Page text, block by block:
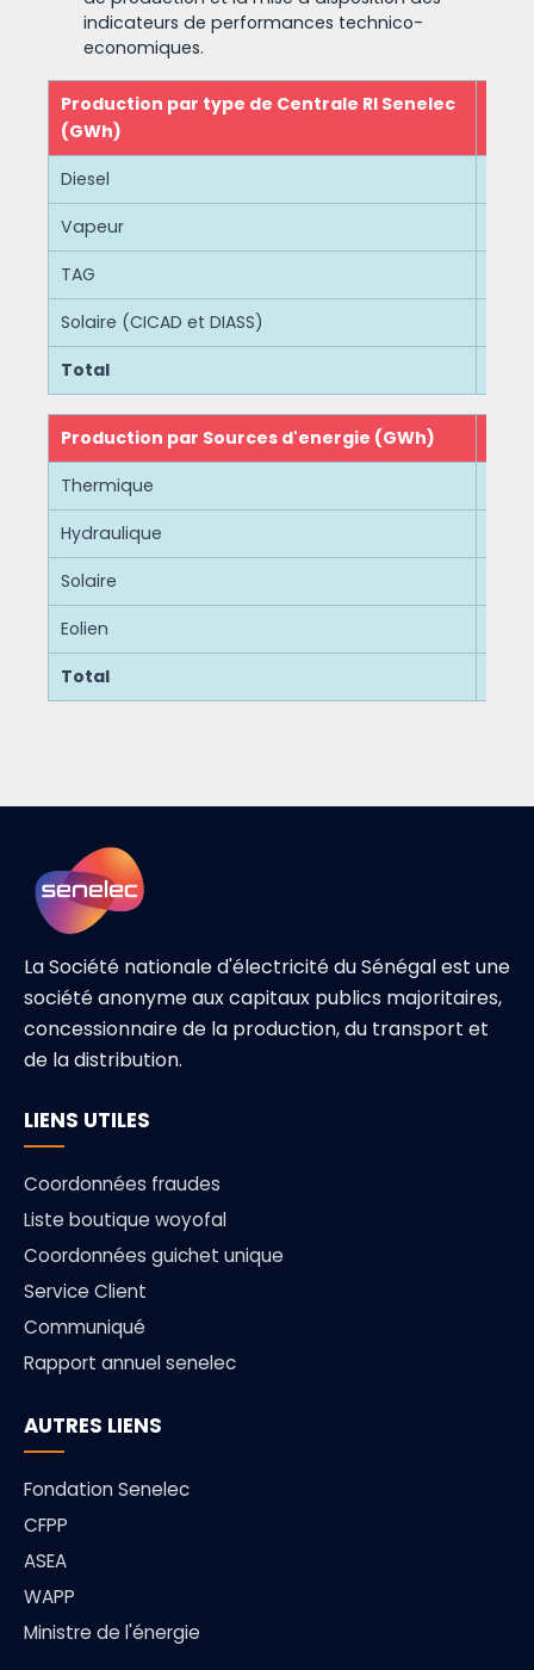
indicateurs de performances technico-
economiques.
Production par type de Centrale RI Senelec
(GWh)
Diesel
Vapeur
TAG
Solaire (CICAD et DIASS)
Total
Production par Sources d'energie (GWh)
Thermique
Hydraulique
Solaire
Eolien
Total
La Société nationale d'électricité du Sénégal est une
société anonyme aux capitaux publics majoritaires,
concessionnaire de la production, du transport et
de la distribution.
LIENS UTILES
Coordonnées fraudes
Liste boutique woyofal
Coordonnées guichet unique
Service Client
Communiqué
Rapport annuel senelec
AUTRES LIENS
Fondation Senelec
CFPP
ASEA
WAPP
Ministre de l'énergie